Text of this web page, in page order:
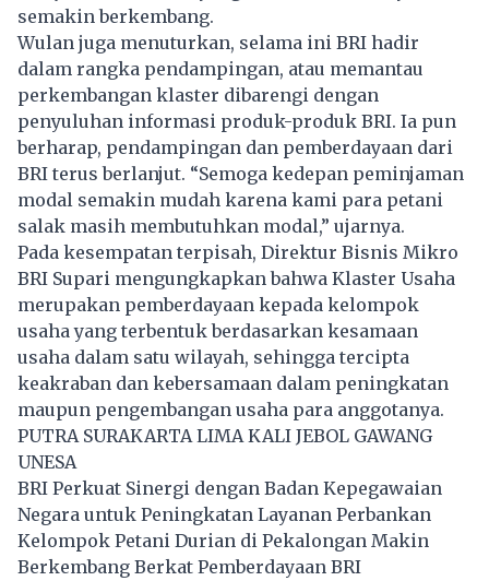
semakin berkembang.
Wulan juga menuturkan, selama ini BRI hadir
dalam rangka pendampingan, atau memantau
perkembangan klaster dibarengi dengan
penyuluhan informasi produk-produk BRI. Ia pun
berharap, pendampingan dan pemberdayaan dari
BRI terus berlanjut. “Semoga kedepan peminjaman
modal semakin mudah karena kami para petani
salak masih membutuhkan modal,” ujarnya.
Pada kesempatan terpisah, Direktur Bisnis Mikro
BRI Supari mengungkapkan bahwa Klaster Usaha
merupakan pemberdayaan kepada kelompok
usaha yang terbentuk berdasarkan kesamaan
usaha dalam satu wilayah, sehingga tercipta
keakraban dan kebersamaan dalam peningkatan
maupun pengembangan usaha para anggotanya.
PUTRA SURAKARTA LIMA KALI JEBOL GAWANG
UNESA
BRI Perkuat Sinergi dengan Badan Kepegawaian
Negara untuk Peningkatan Layanan Perbankan
Kelompok Petani Durian di Pekalongan Makin
Berkembang Berkat Pemberdayaan BRI